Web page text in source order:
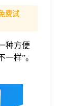
费试
种方便
样”。